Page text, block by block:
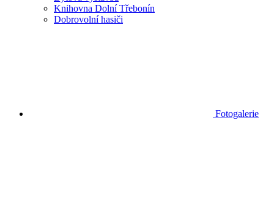
Knihovna Dolní Třebonín
Dobrovolní hasiči
Fotogalerie